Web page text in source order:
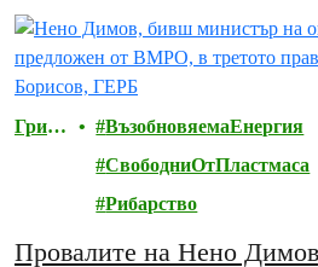
Грийн
ВъзобновяемаЕнергия
СвободниОтПластмаса
Рибарство
Провалите на Нено